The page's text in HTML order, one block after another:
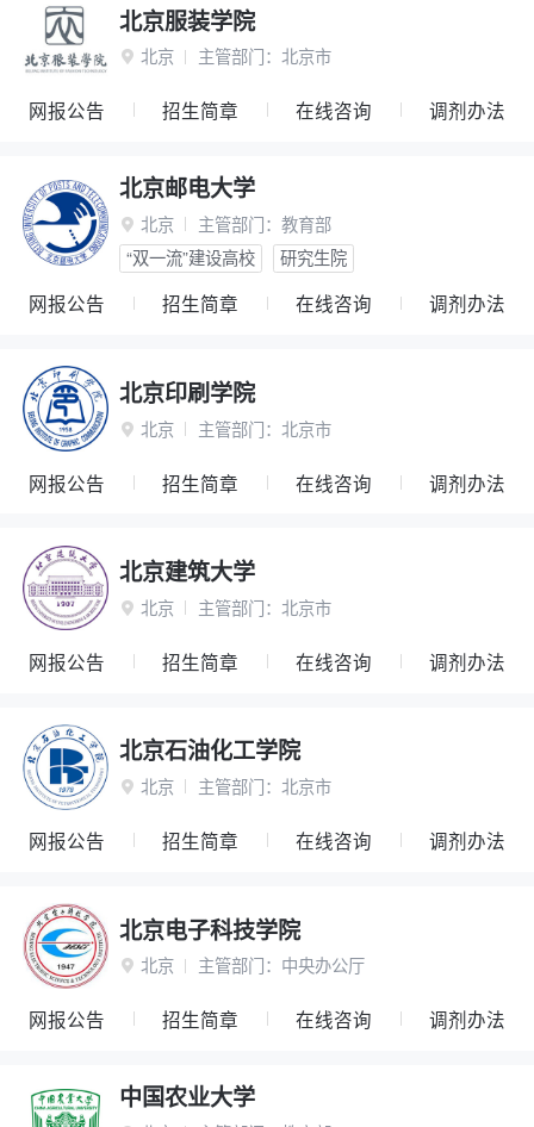
北京服装学院
 北京 主管部门： 北京市
网报公告 招生简章 在线咨询 调剂办法
北京邮电大学
 北京 主管部门： 教育部
“双一流”建设高校
研究生院
网报公告 招生简章 在线咨询 调剂办法
北京印刷学院
 北京 主管部门： 北京市
网报公告 招生简章 在线咨询 调剂办法
北京建筑大学
 北京 主管部门： 北京市
网报公告 招生简章 在线咨询 调剂办法
北京石油化工学院
 北京 主管部门： 北京市
网报公告 招生简章 在线咨询 调剂办法
北京电子科技学院
 北京 主管部门： 中央办公厅
网报公告 招生简章 在线咨询 调剂办法
中国农业大学